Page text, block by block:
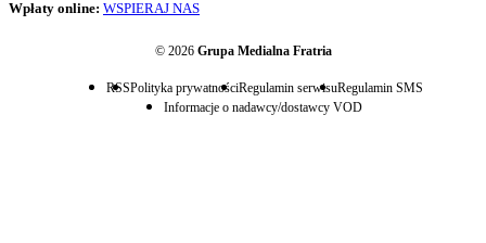
Wpłaty online: WSPIERAJ NAS
© 2026 Grupa Medialna Fratria
RSSPolityka prywatnościRegulamin serwisuRegulamin SMS
Informacje o nadawcy/dostawcy VOD